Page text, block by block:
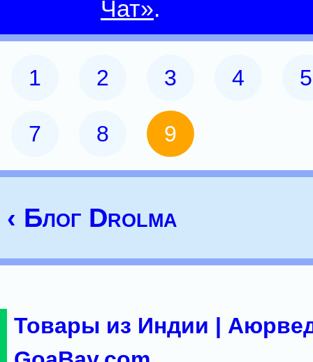
Чат».
1 2 3 4 5
7 8 9
‹ Блог Drolma
Товары из Индии |